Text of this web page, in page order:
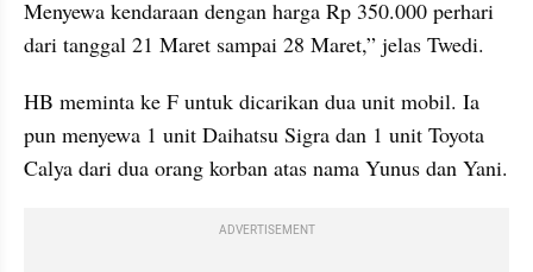
Menyewa kendaraan dengan harga Rp 350.000 perhari
dari tanggal 21 Maret sampai 28 Maret,” jelas Twedi.
HB meminta ke F untuk dicarikan dua unit mobil. Ia
pun menyewa 1 unit Daihatsu Sigra dan 1 unit Toyota
Calya dari dua orang korban atas nama Yunus dan Yani.
ADVERTISEMENT